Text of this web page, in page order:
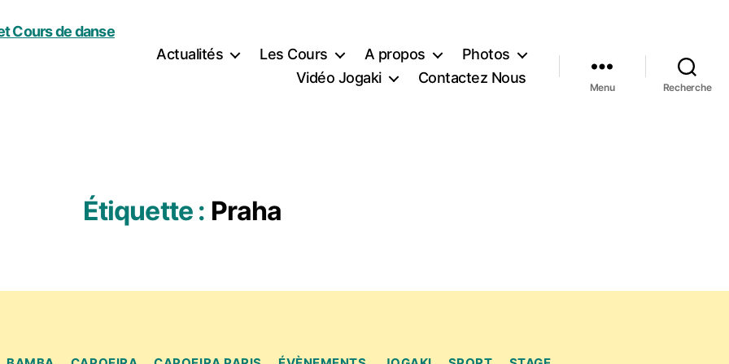
Actualités Les Cours A propos
Photos
Vidéo Jogaki
Contactez Nous
Menu Recherche
Étiquette : Praha
Catégories